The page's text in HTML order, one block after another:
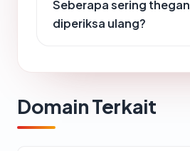
Seberapa sering
diperiksa ulang?
Domain Terkait